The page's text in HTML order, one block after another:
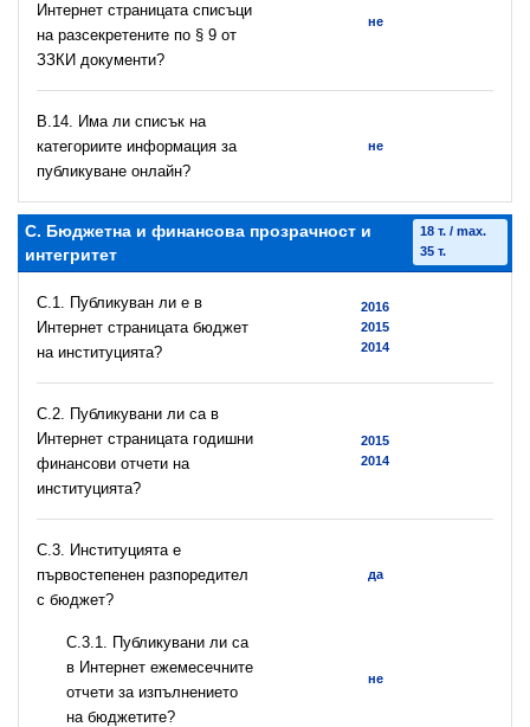
Интернет страницата списъци
на разсекретените по § 9 от
ЗЗКИ документи?
не
В.14. Има ли списък на
категориите информация за
публикуване онлайн?
не
C. Бюджетна и финансова прозрачност и
интегритет
18 т. / max.
35 т.
C.1. Публикуван ли е в
Интернет страницата бюджет
на институцията?
2016
2015
2014
C.2. Публикувани ли са в
Интернет страницата годишни
финансови отчети на
институцията?
2015
2014
C.3. Институцията е
първостепенен разпоредител
с бюджет?
да
С.3.1. Публикувани ли са
в Интернет ежемесечните
отчети за изпълнението
на бюджетите?
не